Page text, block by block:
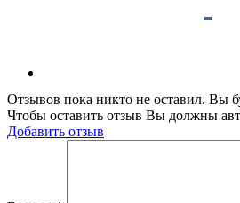
Отзывов пока никто не оставил. Вы
Чтобы оставить отзыв Вы должны
Добавить отзыв